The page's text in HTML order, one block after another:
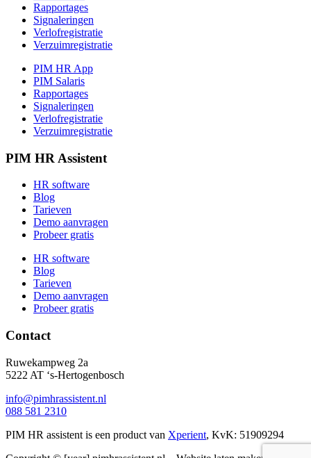
Rapportages
Signaleringen
Verlofregistratie
Verzuimregistratie
PIM HR App
PIM Salaris
Rapportages
Signaleringen
Verlofregistratie
Verzuimregistratie
PIM HR Assistent
HR software
Blog
Tarieven
Demo aanvragen
Probeer gratis
HR software
Blog
Tarieven
Demo aanvragen
Probeer gratis
Contact
Ruwekampweg 2a
5222 AT ‘s-Hertogenbosch
info@pimhrassistent.nl
088 581 2310
PIM HR assistent is een product van Xperient, KvK: 51909294